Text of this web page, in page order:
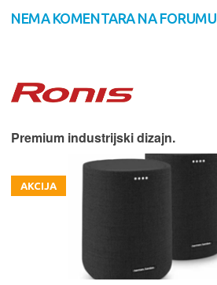
NEMA KOMENTARA NA FORUMU
Premium industrijski dizajn.
AKCIJA